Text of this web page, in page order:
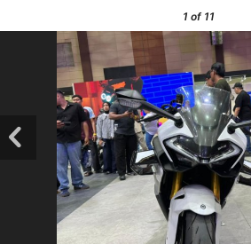
1 of 11